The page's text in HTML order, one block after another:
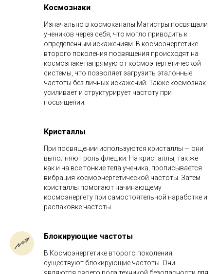
Космознаки
Изначально в космоканалы Магистры посвящали
учеников через себя, что могло приводить к
определённым искажениям. В космоэнергетике
второго поколения посвящения происходят на
космознаке напрямую от космоэнергетической
системы, что позволяет загрузить эталонные
частоты без личных искажений. Также космознак
усиливает и структурирует частоту при
посвящении.
Кристаллы
При посвящении используются кристаллы — они
выполняют роль флешки. На кристаллы, так же
как и на все тонкие тела ученика, прописывается
вибрация космоэнергетической частоты. Затем
кристаллы помогают начинающему
космоэнергету при самостоятельной наработке и
распаковке частоты.
Блокирующие частоты
В Космоэнергетике второго поколения
существуют блокирующие частоты. Они